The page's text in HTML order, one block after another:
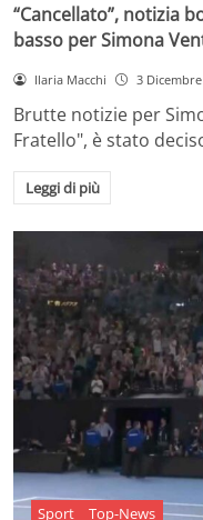
“Cancellato”, notizia
basso per Simona
Ilaria Macchi 3
Brutte notizie per
Fratello", è stato
Leggi di più
Sport Top-News